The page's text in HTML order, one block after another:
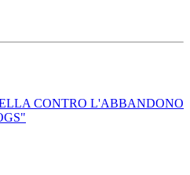
CONTRO L'ABBANDONO